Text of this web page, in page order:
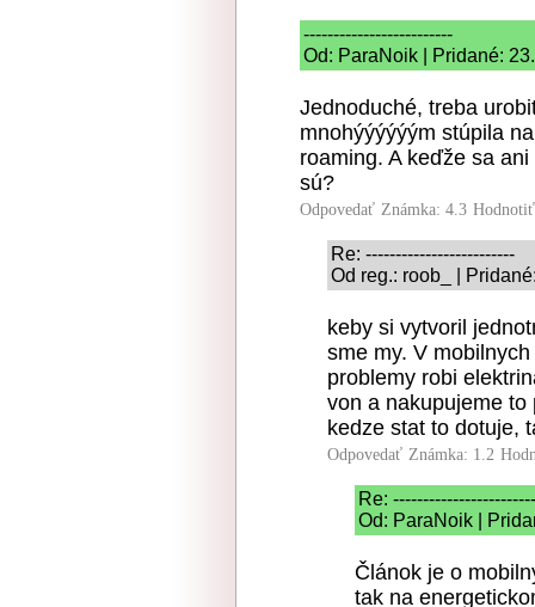
-------------------------
Od: ParaNoik | Pridané:
Jednoduché, treba
mnohýýýýýým stúpila
roaming. A keďže sa
sú?
Odpovedať Známka: 4.3
Re: -------------------------
Od reg.: roob_ |
keby si vytvoril
sme my. V
problemy robi
von a nakupujeme to
kedze stat to dotuje,
Odpovedať Známka: 1.2
Re:
Od: ParaNoik |
Článok je o
tak na